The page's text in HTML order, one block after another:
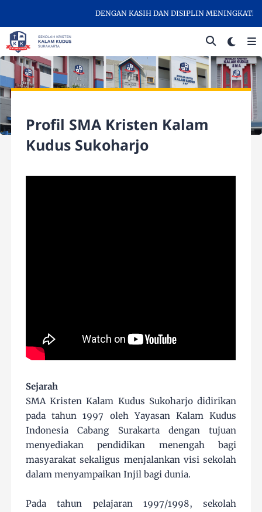
DENGAN KASIH DAN DISIPLIN
Profil SMA Kristen Kalam
Kudus Sukoharjo
Sejarah
SMA Kristen Kalam Kudus Sukoharjo didirikan
pada tahun 1997 oleh Yayasan Kalam Kudus
Indonesia Cabang Surakarta dengan tujuan
menyediakan pendidikan menengah bagi
masyarakat sekaligus menjalankan visi sekolah
dalam menyampaikan Injil bagi dunia.
Pada tahun pelajaran 1997/1998, sekolah